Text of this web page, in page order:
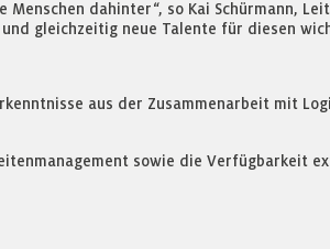
dahinter“, so Kai Schürmann,
gleichzeitig neue Talente für diesen
aus der Zusammenarbeit mit
sowie die Verfügbarkeit